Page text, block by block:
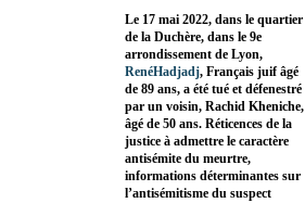
Le 17 mai 2022, dans le quartier
de la Duchère, dans le 9e
arrondissement de Lyon,
RenéHadjadj, Français juif âgé
de 89 ans, a été tué et défenestré
par un voisin, Rachid Kheniche,
âgé de 50 ans. Réticences de la
justice à admettre le caractère
antisémite du meurtre,
informations déterminantes sur
l’antisémitisme du suspect